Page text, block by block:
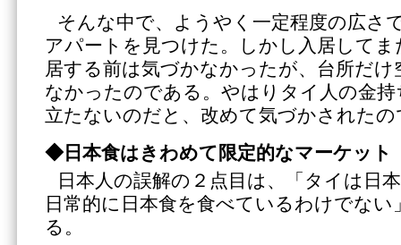
そんな中で、ようやく一定程度の広さ
アパートを見つけた。しかし入居して
居する前は気づかなかったが、台所だけ
なかったのである。やはりタイ人の金
立たないのだと、改めて気づかされた
◆日本食はきわめて限定的なマーケット
日本人の誤解の２点目は、「タイは日
日常的に日本食を食べているわけでな
る。